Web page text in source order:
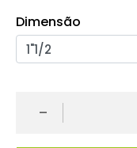
Dimensão
-